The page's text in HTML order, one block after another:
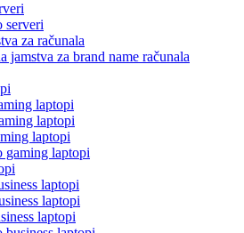
serveri
za računala
jamstva za brand name računala
laptopi
laptopi
laptopi
gaming laptopi
laptopi
laptopi
laptopi